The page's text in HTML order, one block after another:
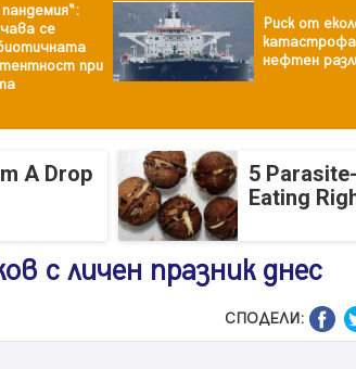
пандемия“:
се
при
Риск от
катастрофа
нефтен
A Drop
5
Eating
с личен празник днес
СПОДЕЛИ: